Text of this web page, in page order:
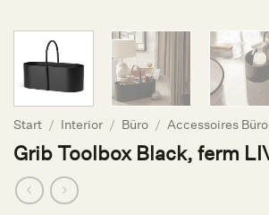
Start / Interior / Büro / Accessoires Büro
Grib Toolbox Black, ferm